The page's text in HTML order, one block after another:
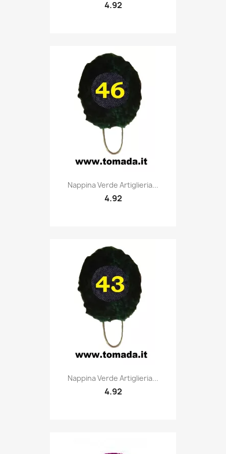
4.92
Quick view
Nappina Verde Artiglieria...
4.92
Quick view
Nappina Verde Artiglieria...
4.92